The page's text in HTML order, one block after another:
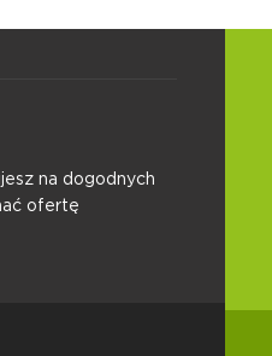
na dogodnych
ofertę